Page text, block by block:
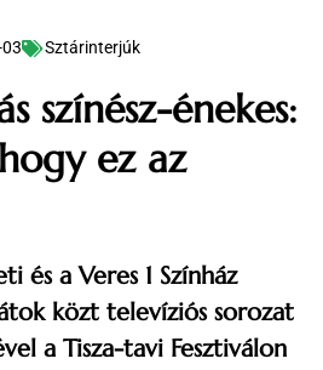
Sztárinterjúk
színész-énekes:
ez az
és a Veres 1 Színház
közt televíziós sorozat
a Tisza-tavi Fesztiválon